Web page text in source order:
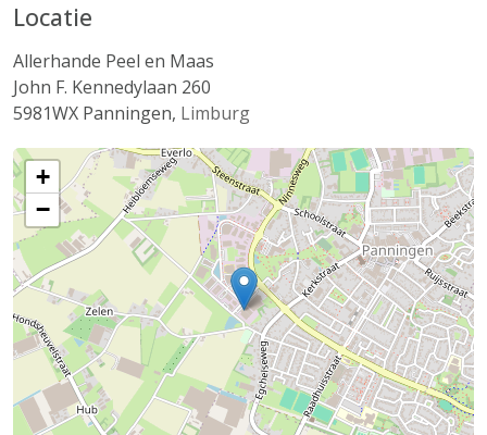
Locatie
Allerhande Peel en Maas
John F. Kennedylaan 260
5981WX Panningen, Limburg
+
−